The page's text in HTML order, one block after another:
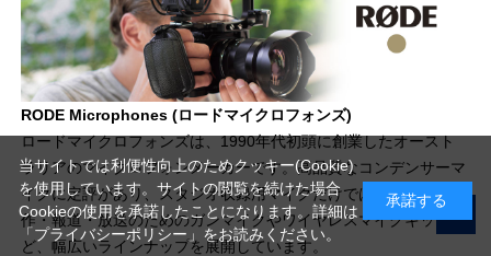
RODE Microphones (ロードマイクロフォンズ)
ロードマイクロフォンズは、1990年代初頭に創業したオースト
ラリアのマイクロフォンメーカーです。高品質なコンデンサーマ
イクに定評があり、スタジオ収録用マイクだけではなく、映像制
作・報道・放送のためのガンマイクやワイヤレスマイクキットな
ど、幅広いラインナップを展開しています。
当サイトでは利便性向上のためクッキー(Cookie)
を使用しています。サイトの閲覧を続けた場合
Cookieの使用を承諾したことになります。詳細は
「プライバシーポリシー」 をお読みください。
承諾する